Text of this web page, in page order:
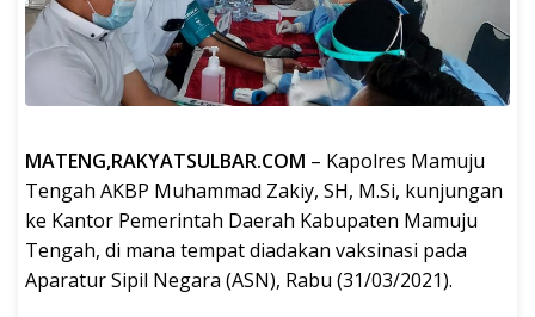
MATENG,RAKYATSULBAR.COM – Kapolres Mamuju
Tengah AKBP Muhammad Zakiy, SH, M.Si, kunjungan
ke Kantor Pemerintah Daerah Kabupaten Mamuju
Tengah, di mana tempat diadakan vaksinasi pada
Aparatur Sipil Negara (ASN), Rabu (31/03/2021).